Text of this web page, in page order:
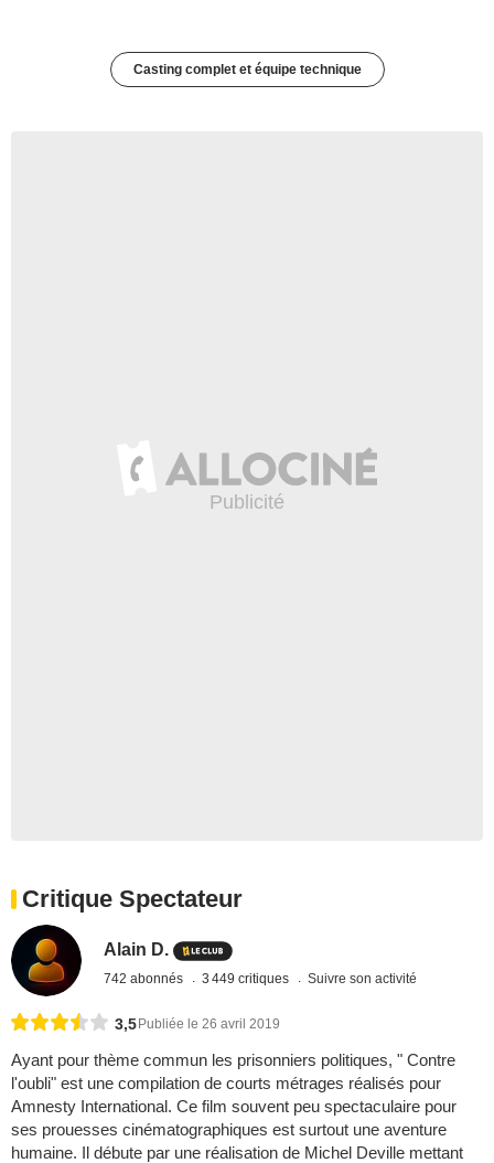
Casting complet et équipe technique
Critique Spectateur
Alain D.
742 abonnés 3 449 critiques Suivre son activité
3,5Publiée le 26 avril 2019
Ayant pour thème commun les prisonniers politiques, " Contre
l'oubli" est une compilation de courts métrages réalisés pour
Amnesty International. Ce film souvent peu spectaculaire pour
ses prouesses cinématographiques est surtout une aventure
humaine. Il débute par une réalisation de Michel Deville mettant